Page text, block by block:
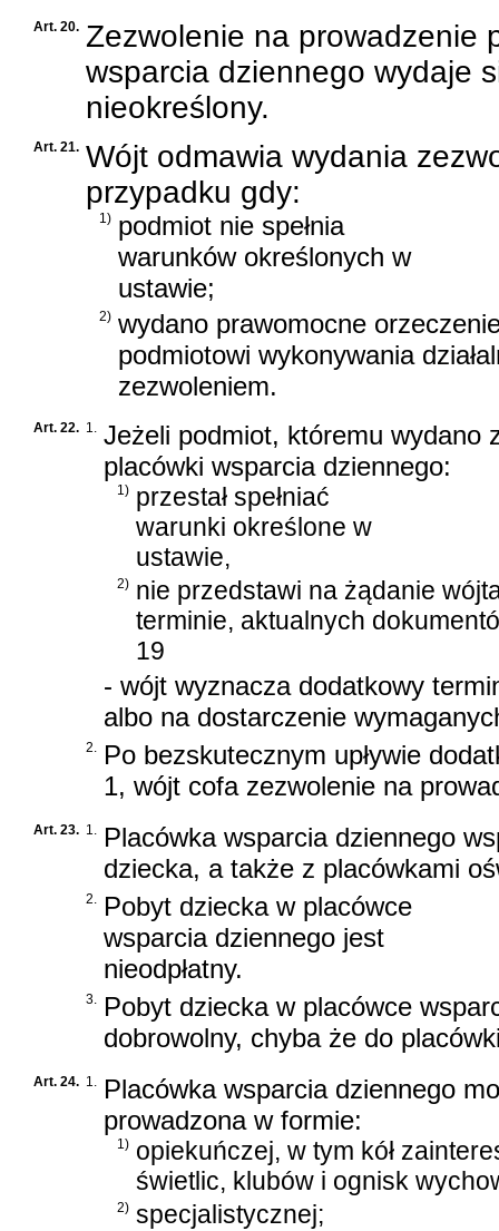
Art. 20. Zezwolenie na prowadzenie
wsparcia dziennego wydaje
nieokreślony.
Art. 21. Wójt odmawia wydania
przypadku gdy:
1) podmiot nie spełnia
warunków określonych w
ustawie;
2) wydano prawomocne
podmiotowi wykonywania
zezwoleniem.
Art. 22. 1.
Jeżeli podmiot, któremu wydano
placówki wsparcia dziennego:
1) przestał spełniać
warunki określone w
ustawie,
2) nie przedstawi na żądanie
terminie, aktualnych
19
- wójt wyznacza dodatkowy
albo na dostarczenie
2. Po bezskutecznym upływie
1, wójt cofa zezwolenie na
Art. 23. 1. Placówka wsparcia dziennego
dziecka, a także z placówkami
2. Pobyt dziecka w placówce
wsparcia dziennego jest
nieodpłatny.
3. Pobyt dziecka w placówce
dobrowolny, chyba że do
Art. 24. 1. Placówka wsparcia dziennego
prowadzona w formie:
1) opiekuńczej, w tym kół
świetlic, klubów i ognisk
2) specjalistycznej;